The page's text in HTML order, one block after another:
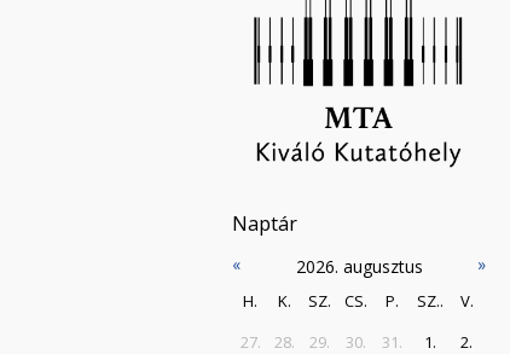
Naptár
« 2026. augusztus »
H. K. SZ. CS. P. SZ..
V.
27.
28. 29. 30. 31. 1.
2.